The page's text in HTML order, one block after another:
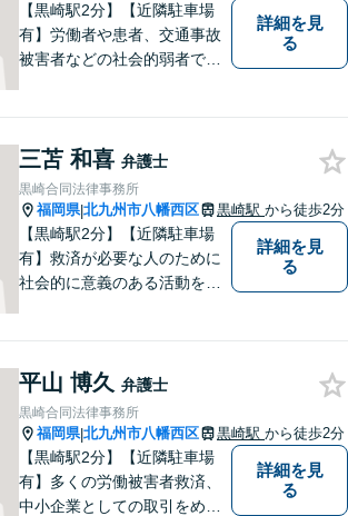
【黒崎駅2分】【近隣駐車場
有】労働者や患者、交通事故
被害者などの社会的弱者であ
依頼者の皆様にとってより良
い解決が得られるよう、尽力
します。お気軽にご相談くだ
さい。
詳細を見
る
三苫 和喜 弁護士
黒崎合同法律事務所
福岡県|北九州市八幡西区 黒崎駅 から徒歩2分
【黒崎駅2分】【近隣駐車場
有】救済が必要な人のために
社会的に意義のある活動をし
できるよう心がけていますの
でお気軽にご相談ください。
詳細を見
る
平山 博久 弁護士
黒崎合同法律事務所
福岡県|北九州市八幡西区 黒崎駅 から徒歩2分
【黒崎駅2分】【近隣駐車場
有】多くの労働被害者救済、
中小企業としての取引をめぐ
詳細を見
る